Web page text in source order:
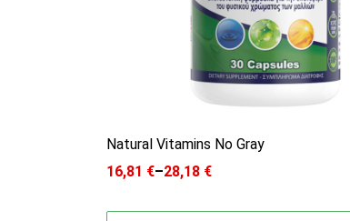
Natural Vitamins No Gray
16,81 €–28,18 €
Price range: 16,81 € through 28,18 €